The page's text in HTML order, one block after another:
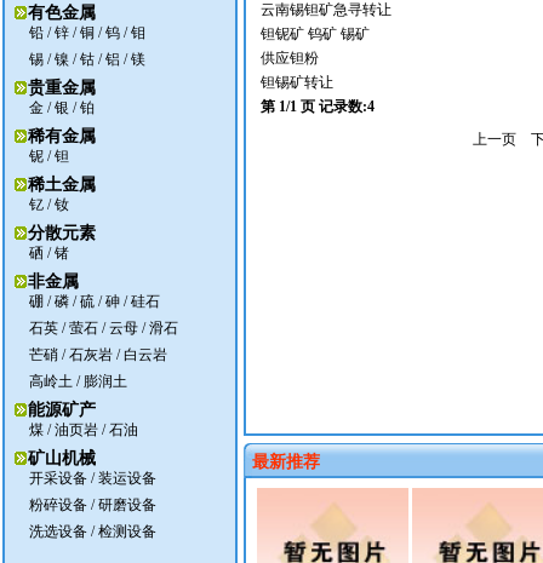
有色金属
铅 /锌 /铜 /钨 /钼
锡 /镍 /钴 /铝 /镁
贵重金属
金 /银 / 铂
稀有金属
铌 /钽
稀土金属
钇 /钕
分散元素
硒 /锗
非金属
硼 /磷 /硫 /砷 /硅石
石英 /萤石 /云母 /滑石
芒硝 /石灰岩 /白云岩
高岭土 / 膨润土
能源矿产
煤 / 油页岩 /石油
矿山机械
开采设备 /装运设备
粉碎设备 /研磨设备
洗选设备 /检测设备
云南锡钽矿急寻转让
钽铌矿 钨矿 锡矿
供应钽粉
钽锡矿转让
第 1/1 页 记录数:4
上一页
最新推荐